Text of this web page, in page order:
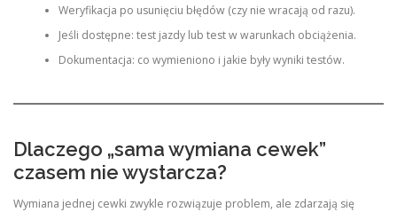
Weryfikacja po usunięciu błędów (czy nie wracają od razu).
Jeśli dostępne: test jazdy lub test w warunkach obciążenia.
Dokumentacja: co wymieniono i jakie były wyniki testów.
Dlaczego „sama wymiana cewek”
czasem nie wystarcza?
Wymiana jednej cewki zwykle rozwiązuje problem, ale zdarzają się